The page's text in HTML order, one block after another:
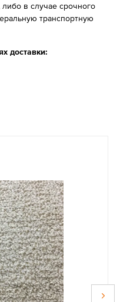
в случае срочного
транспортную
доставки: